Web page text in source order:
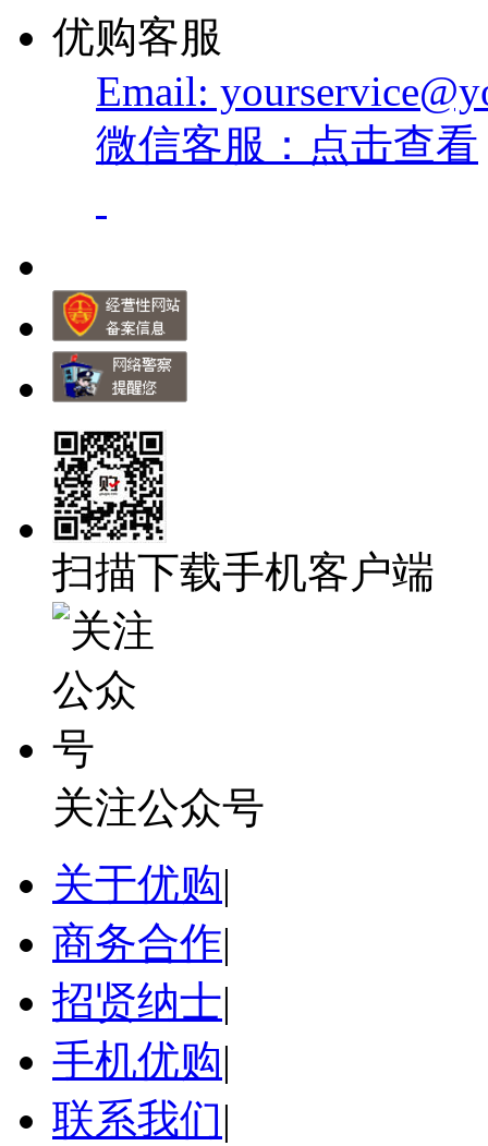
优购客服
Email:
微信客服：点击查看
扫描下载手机客户端
关注公众号
关于优购|
商务合作|
招贤纳士|
手机优购|
联系我们|